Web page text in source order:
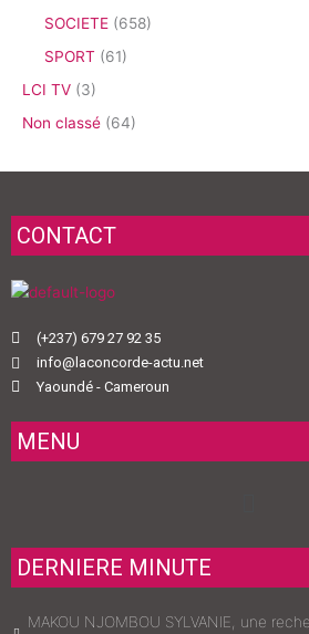
SOCIETE (658)
SPORT (61)
LCI TV (3)
Non classé (64)
CONTACT
(+237) 679 27 92 35
info@laconcorde-actu.net
Yaoundé - Cameroun
MENU
DERNIERE MINUTE
MAKOU NJOMBOU SYLVANIE, une